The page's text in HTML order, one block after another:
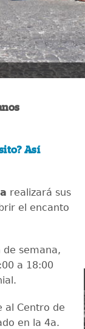
Así
realizará sus
el encanto
semana,
a 18:00
al Centro de
en la 4a.